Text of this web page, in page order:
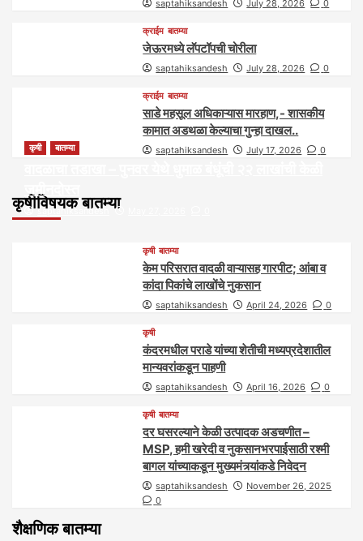
saptahiksandesh July 28, 2026 0
क्राईम बातम्या
जेऊरमध्ये लॅपटॉपची चोरीला
saptahiksandesh July 28, 2026 0
क्राईम बातम्या
साडे महसूल अधिकाऱ्यास मारहाण,- शासकीय
कामात अडथळा केल्याचा गुन्हा दाखल..
saptahiksandesh July 17, 2026 0
कृषीविषयक बातम्या
कृषी बातम्या
saptahiksandesh
कृषी बातम्या
केम परिसरात वादळी वाऱ्यासह गारपीट; आंबा व
कांदा पिकांचे लाखोंचे नुकसान
saptahiksandesh April 24, 2026 0
कृषी
कंदरमधील पराडे यांच्या शेतीची मध्यप्रदेशातील
मान्यवरांकडून पाहणी
saptahiksandesh April 16, 2026 0
कृषी बातम्या
दर घसरल्याने केळी उत्पादक अडचणीत –
MSP, हमी खरेदी व नुकसानभरपाईसाठी रश्मी
बागल यांच्याकडून मुख्यमंत्र्यांकडे निवेदन
saptahiksandesh
November 26, 2025
0
शैक्षणिक बातम्या